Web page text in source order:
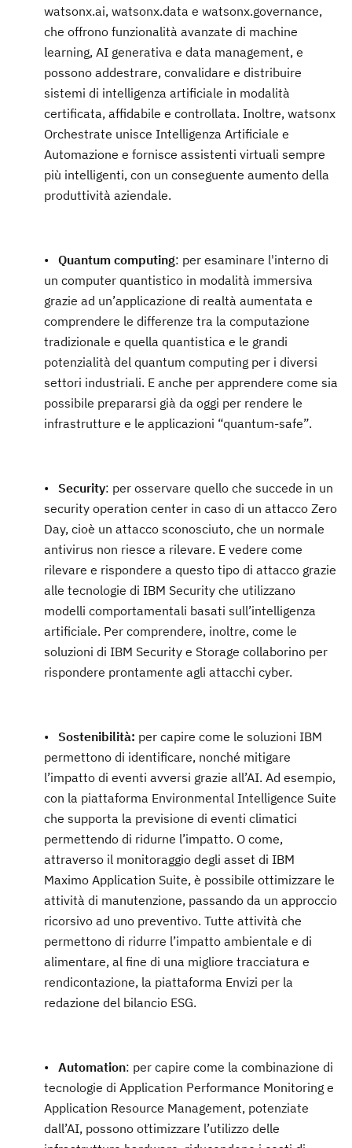
watsonx.ai, watsonx.data e watsonx.governance,
che offrono funzionalità avanzate di machine
learning, AI generativa e data management, e
possono addestrare, convalidare e distribuire
sistemi di intelligenza artificiale in modalità
certificata, affidabile e controllata. Inoltre, watsonx
Orchestrate unisce Intelligenza Artificiale e
Automazione e fornisce assistenti virtuali sempre
più intelligenti, con un conseguente aumento della
produttività aziendale.
• Quantum computing: per esaminare l'interno di
un computer quantistico in modalità immersiva
grazie ad un’applicazione di realtà aumentata e
comprendere le differenze tra la computazione
tradizionale e quella quantistica e le grandi
potenzialità del quantum computing per i diversi
settori industriali. E anche per apprendere come sia
possibile prepararsi già da oggi per rendere le
infrastrutture e le applicazioni “quantum-safe”.
• Security: per osservare quello che succede in un
security operation center in caso di un attacco Zero
Day, cioè un attacco sconosciuto, che un normale
antivirus non riesce a rilevare. E vedere come
rilevare e rispondere a questo tipo di attacco grazie
alle tecnologie di IBM Security che utilizzano
modelli comportamentali basati sull’intelligenza
artificiale. Per comprendere, inoltre, come le
soluzioni di IBM Security e Storage collaborino per
rispondere prontamente agli attacchi cyber.
• Sostenibilità: per capire come le soluzioni IBM
permettono di identificare, nonché mitigare
l’impatto di eventi avversi grazie all’AI. Ad esempio,
con la piattaforma Environmental Intelligence Suite
che supporta la previsione di eventi climatici
permettendo di ridurne l’impatto. O come,
attraverso il monitoraggio degli asset di IBM
Maximo Application Suite, è possibile ottimizzare le
attività di manutenzione, passando da un approccio
ricorsivo ad uno preventivo. Tutte attività che
permettono di ridurre l’impatto ambientale e di
alimentare, al fine di una migliore tracciatura e
rendicontazione, la piattaforma Envizi per la
redazione del bilancio ESG.
• Automation: per capire come la combinazione di
tecnologie di Application Performance Monitoring e
Application Resource Management, potenziate
dall’AI, possono ottimizzare l’utilizzo delle